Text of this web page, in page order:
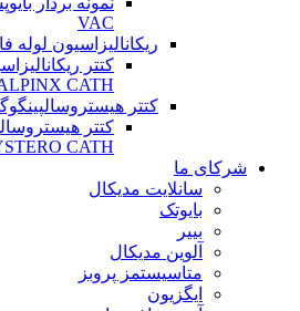
VAC
ریکانالیزاسیون لوله
کتتر
CATH
کتتر
کتتر
CATH
شرکای ما
سانلایت مدیکال
بایوتک
بییر
آلوین مدیکال
متاسیستمز پروبز
ایگزیون